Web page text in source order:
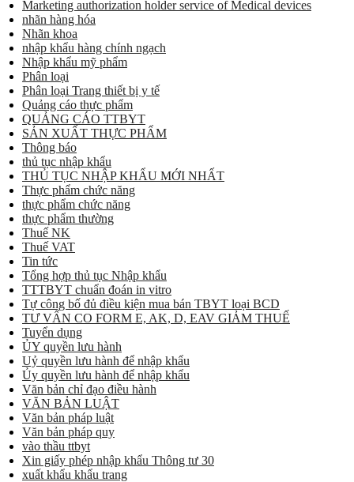
Marketing authorization holder service of Medical devices
nhãn hàng hóa
Nhãn khoa
nhập khẩu hàng chính ngạch
Nhập khẩu mỹ phẩm
Phân loại
Phân loại Trang thiết bị y tế
Quảng cáo thực phẩm
QUẢNG CÁO TTBYT
SẢN XUẤT THỰC PHẨM
Thông báo
thủ tục nhập khẩu
THỦ TỤC NHẬP KHẨU MỚI NHẤT
Thực phẩm chức năng
thực phẩm chức năng
thực phẩm thường
Thuế NK
Thuế VAT
Tin tức
Tổng hợp thủ tục Nhập khẩu
TTTBYT chuẩn đoán in vitro
Tự công bố đủ điều kiện mua bán TBYT loại BCD
TƯ VẤN CO FORM E, AK, D, EAV GIẢM THUẾ
Tuyển dụng
ỦY quyền lưu hành
Uỷ quyền lưu hành để nhập khẩu
Ủy quyền lưu hành để nhập khẩu
Văn bản chỉ đạo điều hành
VĂN BẢN LUẬT
Văn bản pháp luật
Văn bản pháp quy
vào thầu ttbyt
Xin giấy phép nhập khẩu Thông tư 30
xuất khẩu khẩu trang